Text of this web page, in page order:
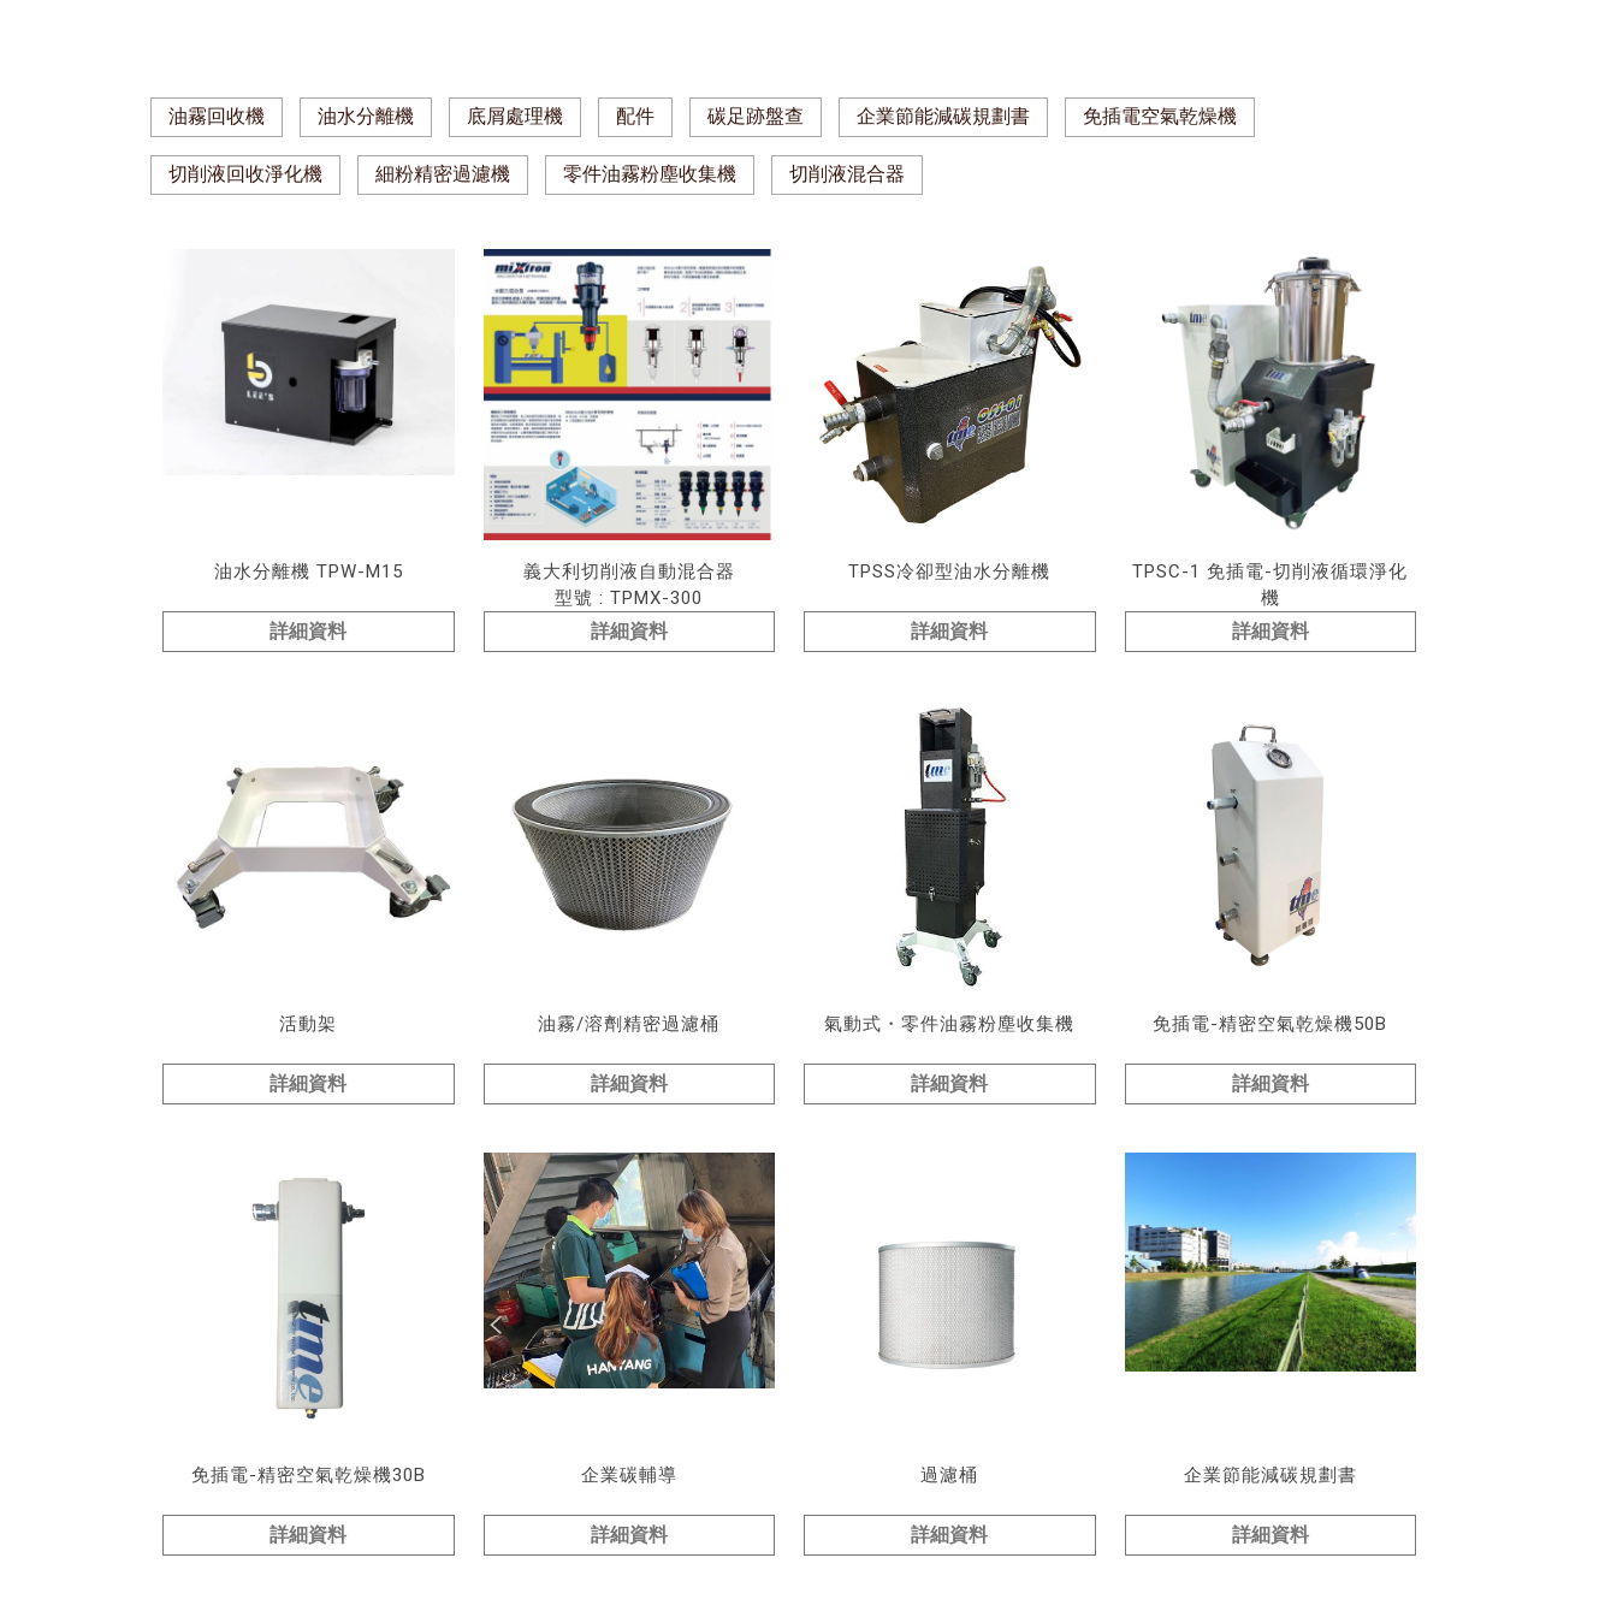
油霧回收機 油水分離機 底屑處理機 配件 碳足跡盤查 企業節能減碳規劃書 免插電空氣乾燥機
切削液回收淨化機 細粉精密過濾機 零件油霧粉塵收集機 切削液混合器
油水分離機 TPW-M15
詳細資料
義大利切削液自動混合器
型號 : TPMX-300
詳細資料
TPSS冷卻型油水分離機
詳細資料
TPSC-1 免插電-切削液循環淨化
機
詳細資料
活動架
詳細資料
油霧/溶劑精密過濾桶
詳細資料
氣動式・零件油霧粉塵收集機
詳細資料
免插電-精密空氣乾燥機50B
詳細資料
免插電-精密空氣乾燥機30B
詳細資料
企業碳輔導
詳細資料
過濾桶
詳細資料
企業節能減碳規劃書
詳細資料